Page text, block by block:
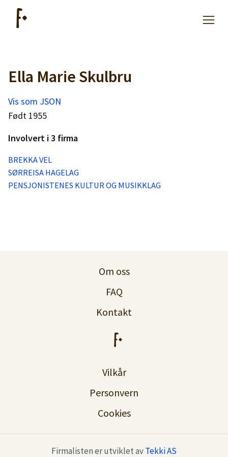
Artikler
Hjelp
Kjøpe lister
Priser
Ella Marie Skulbru
Vis som JSON
Født 1955
Involvert i 3 firma
BREKKA VEL
SØRREISA HAGELAG
PENSJONISTENES KULTUR OG MUSIKKLAG
Om oss
FAQ
Kontakt
Vilkår
Personvern
Cookies
Firmalisten er utviklet avTekki AS